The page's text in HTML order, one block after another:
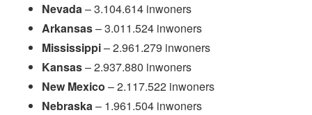
Nevada– 3.104.614 inwoners
Arkansas– 3.011.524 inwoners
Mississippi– 2.961.279 inwoners
Kansas– 2.937.880 inwoners
New Mexico – 2.117.522 inwoners
Nebraska– 1.961.504 inwoners